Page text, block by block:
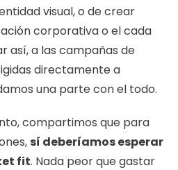
visual, o de crear
corporativa o el cada
directamente a
una parte con el todo.
compartimos que para
sí deberíamos esperar
fit. Nada peor que gastar